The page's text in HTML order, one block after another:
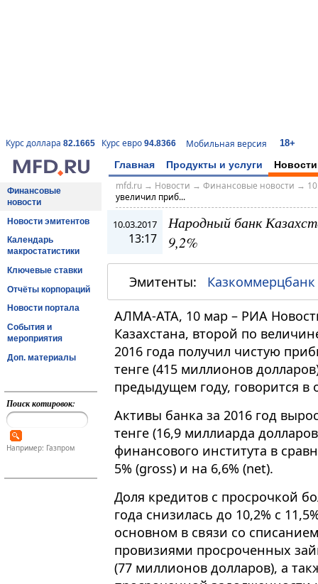
Курс доллара 82.1665 Курс евро 94.8366 Мобильная версия 18+
Главная Продукты и услуги Новости
Финансовые
новости
Новости эмитентов
Календарь
макростатистики
Ключевые ставки
Отчёты корпораций
Новости портала
События и
мероприятия
Доп. материалы
Поиск котировок:
Например: Газпром
mfd.ru→ Новости → Финансовые новости →
увеличил приб...
10.03.2017
13:17
Народный банк
9,2%
Эмитенты: Казкоммерцбанк
АЛМА-АТА, 10 мар – РИА
Казахстана, второй по
2016 года получил чистую
тенге (415 миллионов
предыдущем году, говорится
Активы банка за 2016 год
тенге (16,9 миллиарда
финансового института в
5% (gross) и на 6,6% (net).
Доля кредитов с просрочкой
года снизилась до 10,2% с
основном в связи со
провизиями просроченных
(77 миллионов долларов), а